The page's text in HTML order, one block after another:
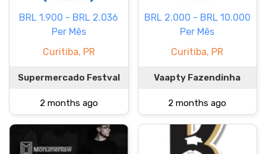
BRL 1.900 - BRL 2.036
Per Mês
Curitiba, PR
Supermercado Festval
2 months ago
BRL 2.000 - BRL 10.000
Per Mês
Curitiba, PR
Vaapty Fazendinha
2 months ago